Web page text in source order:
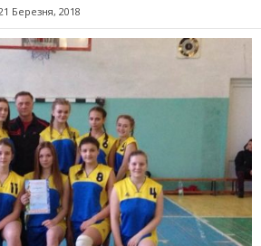
Березня, 2018